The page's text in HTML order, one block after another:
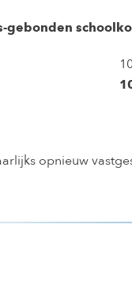
gebonden
opnieuw